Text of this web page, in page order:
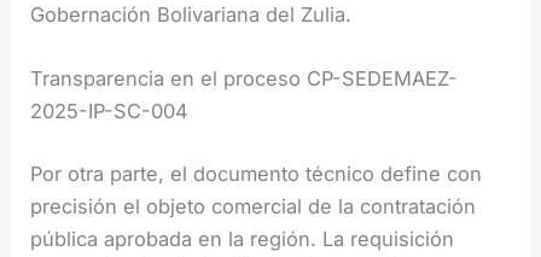
Gobernación Bolivariana del Zulia.
Transparencia en el proceso CP-SEDEMAEZ-
2025-IP-SC-004
Por otra parte, el documento técnico define con
precisión el objeto comercial de la contratación
pública aprobada en la región. La requisición